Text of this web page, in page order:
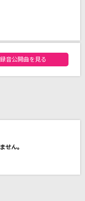
ランキング
録音公開曲を見る